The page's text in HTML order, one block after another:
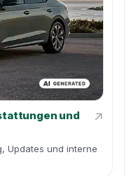
und
↗
Updates und interne